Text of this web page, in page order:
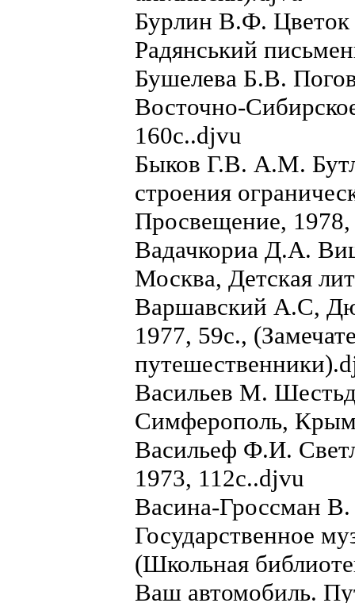
Бурлин В.Ф. Цветок
Радянський
Бушелева Б.В.
Восточно-
160с..djvu
Быков Г.В. А.М.
строения
Просвещение,
Вадачкориа Д.А.
Москва, Детская
Варшавский А.С,
1977, 59с.,
Васильев М.
Симферополь,
Васильеф Ф.И.
1973, 112с..djvu
Васина-Гроссман
Государственное
(Школьная
Ваш автомобиль.